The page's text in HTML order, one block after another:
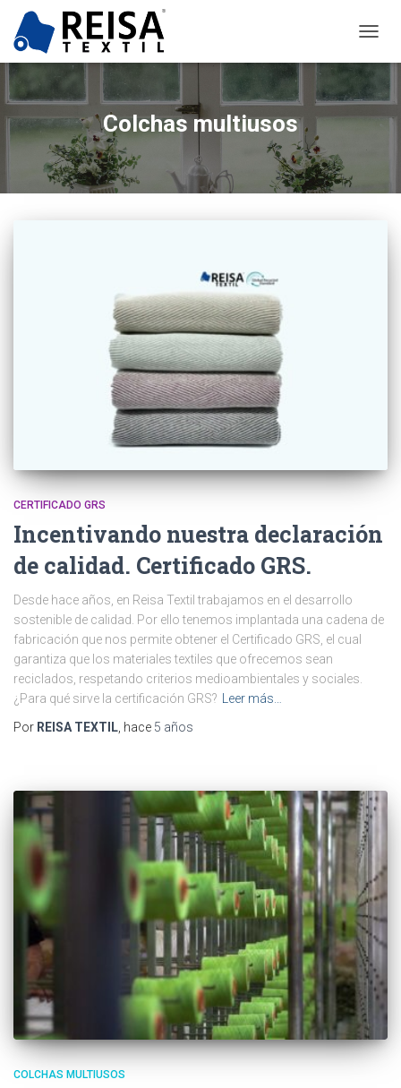
MODO
Colchas multiusos
CERTIFICADO GRS
Incentivando nuestra declaración
de calidad. Certificado GRS.
Desde hace años, en Reisa Textil trabajamos en el desarrollo
sostenible de calidad. Por ello tenemos implantada una cadena de
fabricación que nos permite obtener el Certificado GRS, el cual
garantiza que los materiales textiles que ofrecemos sean
reciclados, respetando criterios medioambientales y sociales.
¿Para qué sirve la certificación GRS?
Leer más…
Por REISA TEXTIL , hace 5 años
COLCHAS MULTIUSOS